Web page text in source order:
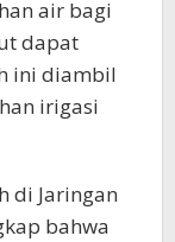
air bagi
dapat
ini diambil
irigasi
di Jaringan
bahwa